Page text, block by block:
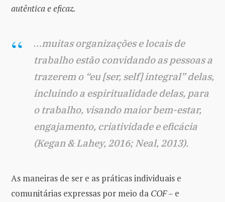
autêntica e eficaz.
…muitas organizações e locais de
trabalho estão convidando as pessoas a
trazerem o “eu [ser, self] integral” delas,
incluindo a espiritualidade delas, para
o trabalho, visando maior bem-estar,
engajamento, criatividade e eficácia
(Kegan & Lahey, 2016; Neal, 2013).
As maneiras de ser e as práticas individuais e
comunitárias expressas por meio da COF– e